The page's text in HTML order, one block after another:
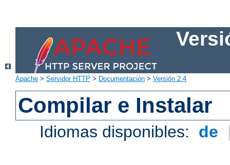
Apache > Servidor HTTP > Documentación > Versión 2.4
Compilar e Instalar
Idiomas disponibles: de